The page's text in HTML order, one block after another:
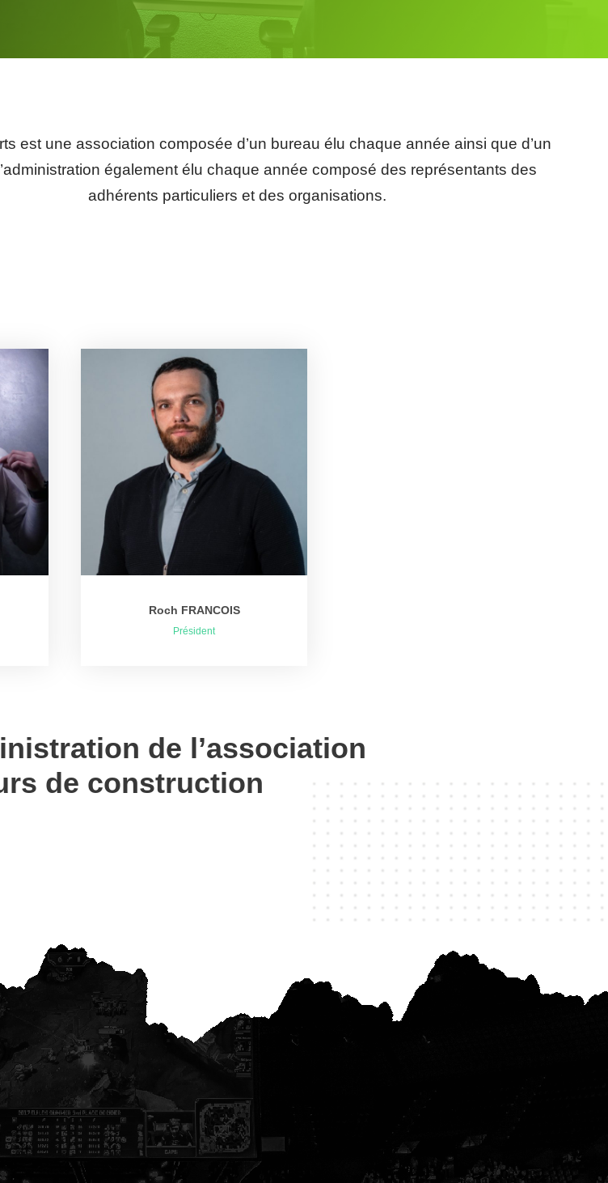
est une association composée d’un bureau élu chaque année ainsi que d’un
également élu chaque année composé des représentants des
adhérents particuliers et des organisations.
Roch FRANCOIS
Président
de l’association
de construction